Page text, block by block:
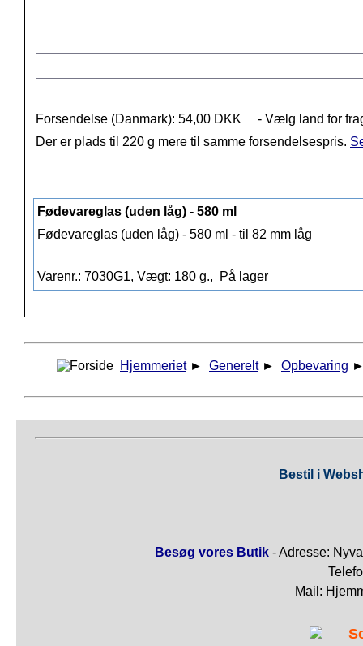
Forsendelse (Danmark): 54,00 DKK
- Vælg land for
Der er plads til 220 g mere til samme forsendelsespris.
Fødevareglas (uden låg) - 580 ml
Fødevareglas (uden låg) - 580 ml - til 82 mm låg
Varenr.: 7030G1, Vægt: 180 g., På lager
Hjemmeriet ► Generelt ► Opbevaring
Bestil i
Besøg vores Butik - Adresse:
Mail: